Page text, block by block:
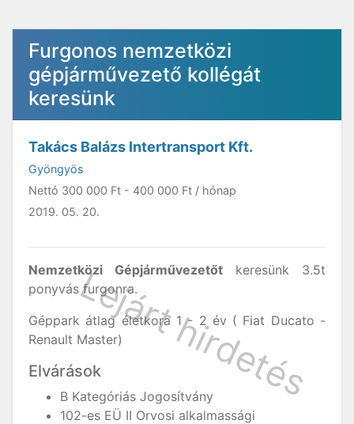
Furgonos nemzetközi
gépjárművezető kollégát
keresünk
Takács Balázs Intertransport Kft.
Gyöngyös
Nettó 300 000 Ft - 400 000 Ft / hónap
2019. 05. 20.
Nemzetközi Gépjárművezetőt keresünk 3.5t
ponyvás furgonra.
Géppark átlag életkora 1 - 2 év ( Fiat Ducato -
Renault Master)
Elvárások
B Kategóriás Jogosítvány
102-es EÜ II Orvosi alkalmassági